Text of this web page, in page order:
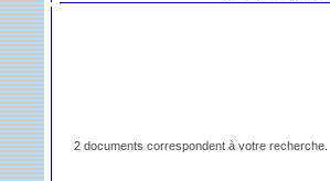
2 documents correspondent à votre recherche.